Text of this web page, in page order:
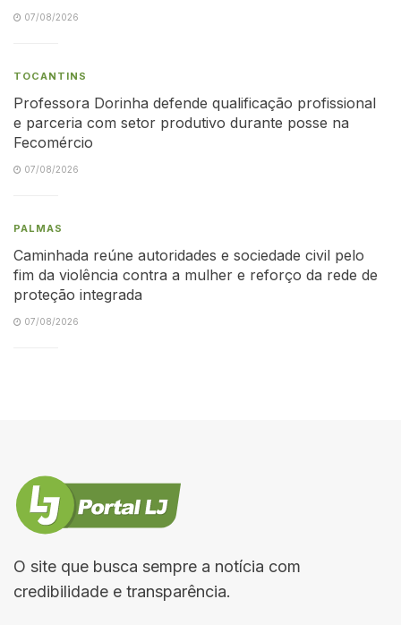
07/08/2026
TOCANTINS
Professora Dorinha defende qualificação profissional
e parceria com setor produtivo durante posse na
Fecomércio
07/08/2026
PALMAS
Caminhada reúne autoridades e sociedade civil pelo
fim da violência contra a mulher e reforço da rede de
proteção integrada
07/08/2026
O site que busca sempre a notícia com
credibilidade e transparência.